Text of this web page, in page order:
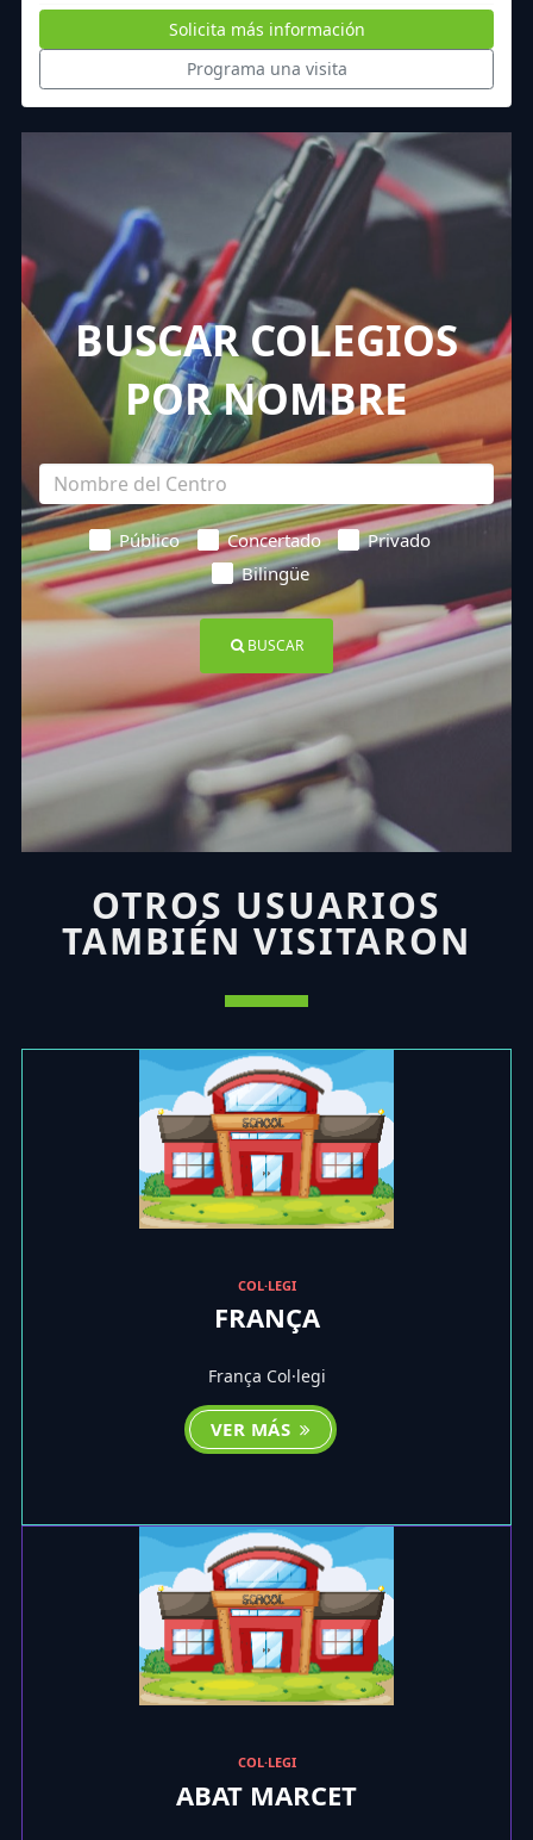
Solicita más información
Programa una visita
BUSCAR COLEGIOS
POR NOMBRE
Público Concertado
Privado
Bilingüe
BUSCAR
OTROS USUARIOS
TAMBIÉN VISITARON
COL·LEGI
FRANÇA
França Col·legi
VER MÁS
COL·LEGI
ABAT MARCET